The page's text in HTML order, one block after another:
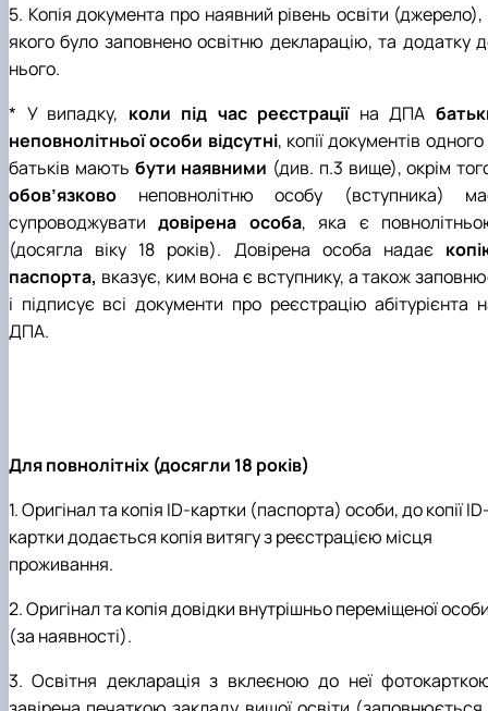
5. Копія документа про наявний рівень освіти (джерело),
якого було заповнено освітню декларацію, та додатку
нього.
* У випадку, коли під час реєстраціїна ДПА
неповнолітньої особи відсутні, копії документів одного
батьків мають бути наявними (див. п.3 вище), окрім
обов’язково неповнолітню особу (вступника)
супроводжуватидовірена особа, яка є
(досягла віку 18 років). Довірена особа надає
паспорта, вказує, ким вона є вступнику, а також
і підписує всі документи про реєстрацію абітурієнта
ДПА.
Для повнолітніх (досягли 18 років)
1. Оригінал та копія ID-картки (паспорта) особи, до копіїID
картки додається копія витягу з реєстрацією місця
проживання.
2. Оригінал та копія довідки внутрішньо переміщеної
(за наявності).
3. Освітня декларація з вклеєною до неї